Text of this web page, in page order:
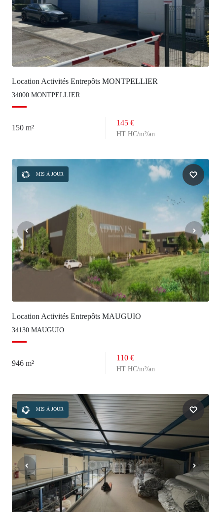
Location Activités Entrepôts MONTPELLIER
34000 MONTPELLIER
150 m²
145 €
HT HC/m²/an
MIS À JOUR
Location Activités Entrepôts MAUGUIO
34130 MAUGUIO
946 m²
110 €
HT HC/m²/an
MIS À JOUR